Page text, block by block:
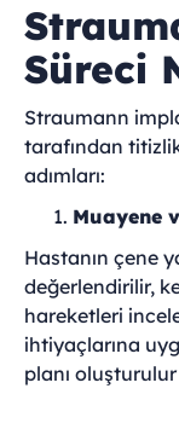
Süreci
Straumann
tarafından
adımları:
Muayene
Hastanın çene
değerlendirilir,
hareketleri
ihtiyaçlarına
planı